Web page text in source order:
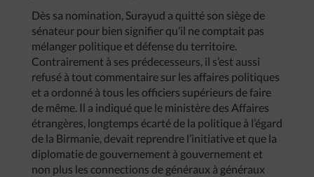
Dès sa nomination, Surayud a quitté son siège de
sénateur pour bien signifier qu’il ne comptait pas
mélanger politique et défense du territoire.
Contrairement à ses prédecesseurs, il s’est aussi
refusé à tout commentaire sur les affaires politiques
et a ordonné à tous les officiers supérieurs de faire
de même. Il a indiqué que le ministère des Affaires
étrangères, longtemps écarté de la politique à l’égard
de la Birmanie, devait reprendre l’initiative et que la
diplomatie de gouvernement à gouvernement et
non plus les connections de généraux à généraux